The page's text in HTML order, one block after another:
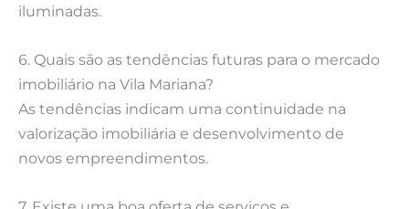
iluminadas.
6. Quais são as tendências futuras para o mercado
imobiliário na Vila Mariana?
As tendências indicam uma continuidade na
valorização imobiliária e desenvolvimento de
novos empreendimentos.